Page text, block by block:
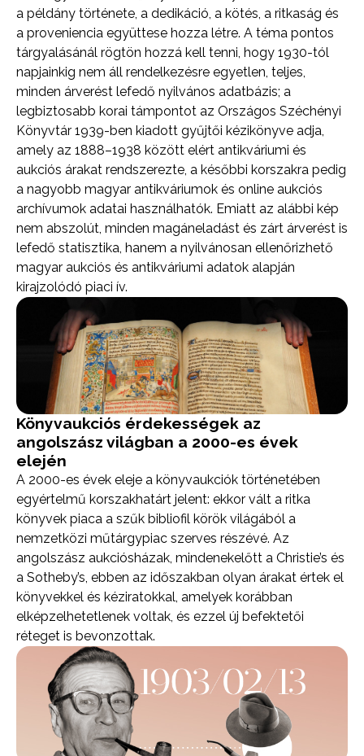
a példány története, a dedikáció, a kötés, a ritkaság és
a proveniencia együttese hozza létre. A téma pontos
tárgyalásánál rögtön hozzá kell tenni, hogy 1930-tól
napjainkig nem áll rendelkezésre egyetlen, teljes,
minden árverést lefedő nyilvános adatbázis; a
legbiztosabb korai támpontot az Országos Széchényi
Könyvtár 1939-ben kiadott gyűjtői kézikönyve adja,
amely az 1888–1938 között elért antikváriumi és
aukciós árakat rendszerezte, a későbbi korszakra pedig
a nagyobb magyar antikváriumok és online aukciós
archívumok adatai használhatók. Emiatt az alábbi kép
nem abszolút, minden magáneladást és zárt árverést is
lefedő statisztika, hanem a nyilvánosan ellenőrizhető
magyar aukciós és antikváriumi adatok alapján
kirajzolódó piaci ív.
Könyvaukciós érdekességek az
angolszász világban a 2000-es évek
elején
A 2000-es évek eleje a könyvaukciók történetében
egyértelmű korszakhatárt jelent: ekkor vált a ritka
könyvek piaca a szűk bibliofil körök világából a
nemzetközi műtárgypiac szerves részévé. Az
angolszász aukciósházak, mindenekelőtt a Christie’s és
a Sotheby’s, ebben az időszakban olyan árakat értek el
könyvekkel és kéziratokkal, amelyek korábban
elképzelhetetlenek voltak, és ezzel új befektetői
réteget is bevonzottak.